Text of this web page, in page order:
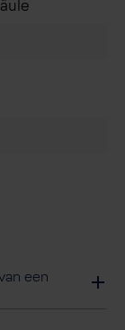
een